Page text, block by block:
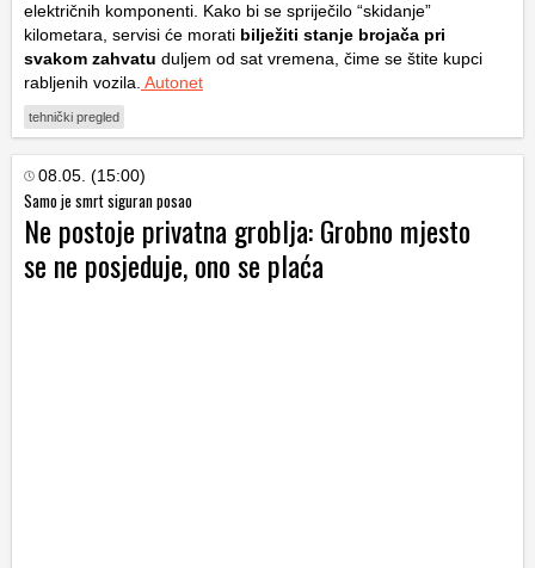
električnih komponenti. Kako bi se spriječilo “skidanje”
kilometara, servisi će morati bilježiti stanje brojača pri
svakom zahvatu duljem od sat vremena, čime se štite kupci
rabljenih vozila. Autonet
tehnički pregled
08.05. (15:00)
Samo je smrt siguran posao
Ne postoje privatna groblja: Grobno mjesto
se ne posjeduje, ono se plaća